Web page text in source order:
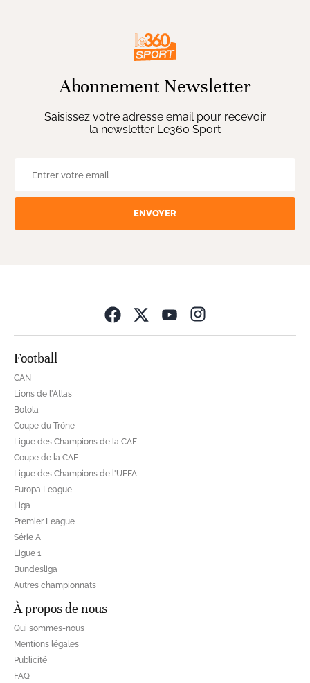
Abonnement Newsletter
Saisissez votre adresse email pour recevoir
la newsletter Le360 Sport
ENVOYER
Football
CAN
Lions de l'Atlas
Botola
Coupe du Trône
Ligue des Champions de la CAF
Coupe de la CAF
Ligue des Champions de l'UEFA
Europa League
Liga
Premier League
Série A
Ligue 1
Bundesliga
Autres championnats
À propos de nous
Qui sommes-nous
Mentions légales
Publicité
FAQ